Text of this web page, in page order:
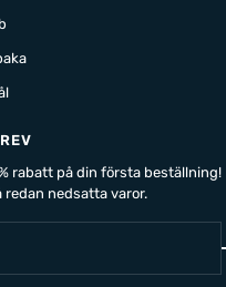
rabatt på din första beställning!
redan nedsatta varor.